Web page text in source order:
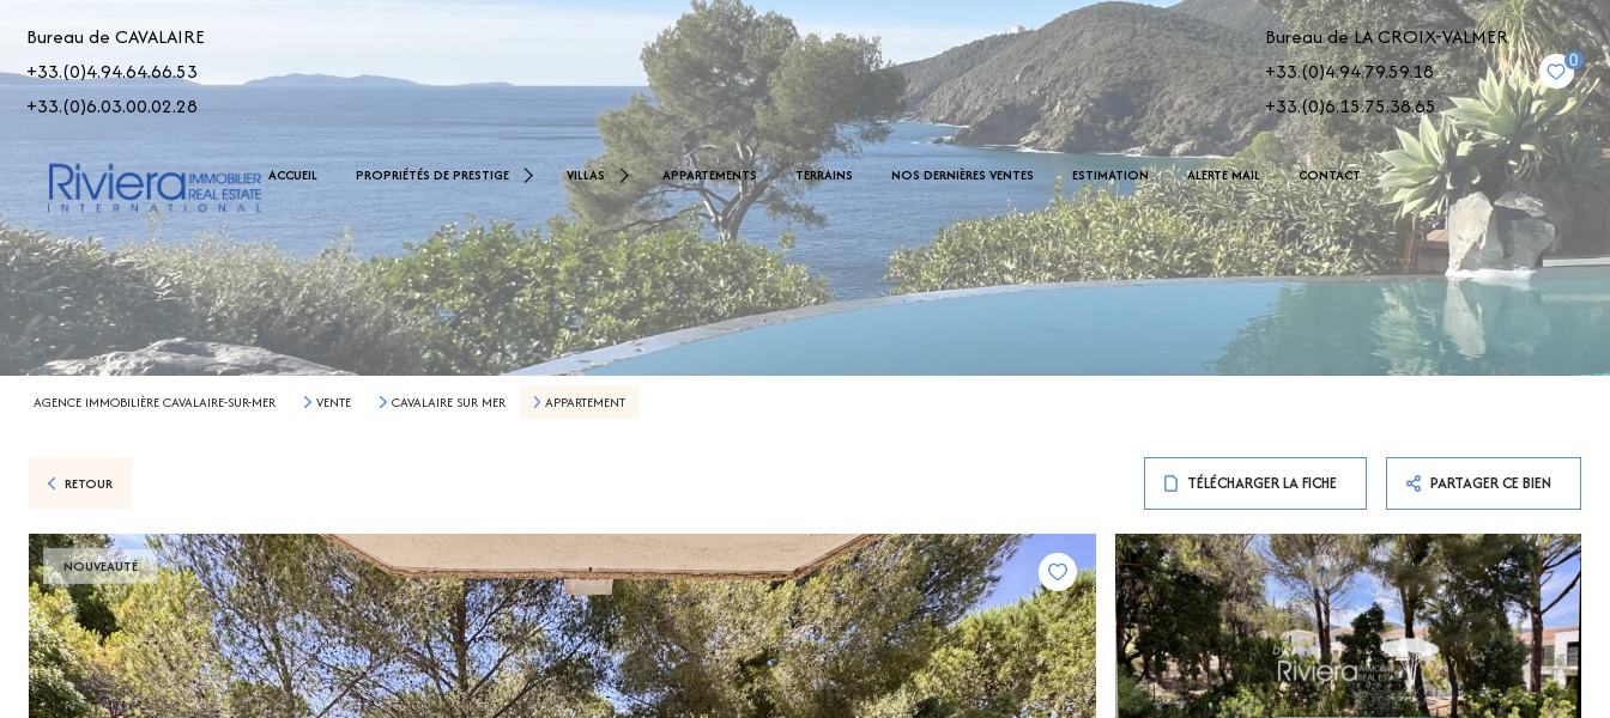
Bureau de CAVALAIRE
+33.(0)4.94.64.66.53
+33.(0)6.03.00.02.28
Bureau de LA CROIX-VALMER
+33.(0)4.94.79.59.18
+33.(0)6.15.75.38.65
0
ACCUEIL PROPRIÉTÉS DE PRESTIGE
De 2.500.000 € À 5.000.000 €
> 5.000.000 €
VILLAS
< 1.000.000 €
De 1.000.000 € À 2.000.000 €
De 2.000.000 € À 2.500.000 €
APPARTEMENTS TERRAINS NOS DERNIÈRES VENTES ESTIMATION ALERTE MAIL CONTACT
AGENCE IMMOBILIÈRE CAVALAIRE-SUR-MER VENTE CAVALAIRE SUR MER APPARTEMENT
RETOUR TÉLÉCHARGER LA FICHE PARTAGER CE BIEN
NOUVEAUTÉ